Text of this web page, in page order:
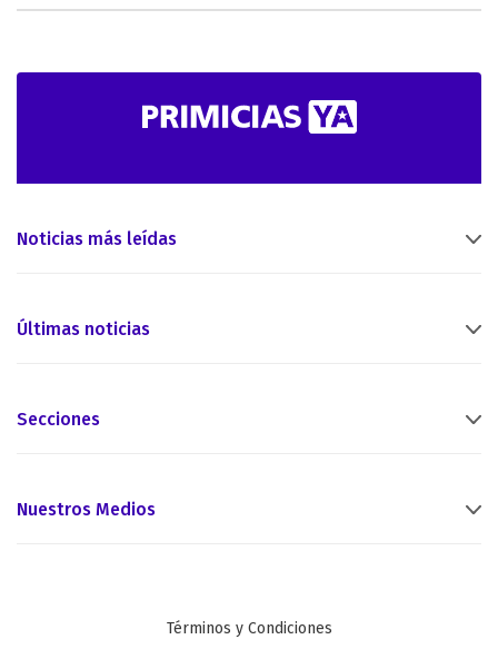
Noticias más leídas
Últimas noticias
Secciones
Nuestros Medios
Términos y Condiciones